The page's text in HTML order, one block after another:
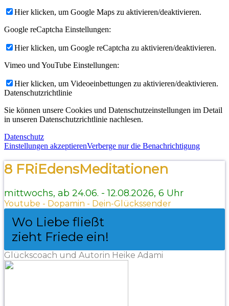
Hier klicken, um Google Maps zu aktivieren/deaktivieren.
Google reCaptcha Einstellungen:
Hier klicken, um Google reCaptcha zu aktivieren/deaktivieren.
Vimeo und YouTube Einstellungen:
Hier klicken, um Videoeinbettungen zu aktivieren/deaktivieren.
Datenschutzrichtlinie
Sie können unsere Cookies und Datenschutzeinstellungen im Detail
in unseren Datenschutzrichtlinie nachlesen.
Datenschutz
Einstellungen akzeptierenVerberge nur die Benachrichtigung
8 FRiEdensMeditationen
mittwochs, ab 24.06. - 12.08.2026, 6 Uhr
Youtube - Dopamin - Dein-Glückssender
Wo Liebe fließt
zieht Friede ein!
Glückscoach und Autorin Heike Adami